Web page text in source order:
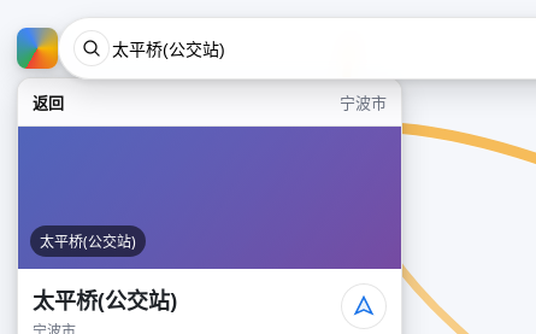
返回 宁波市
太平桥(公交站)
太平桥(公交站)